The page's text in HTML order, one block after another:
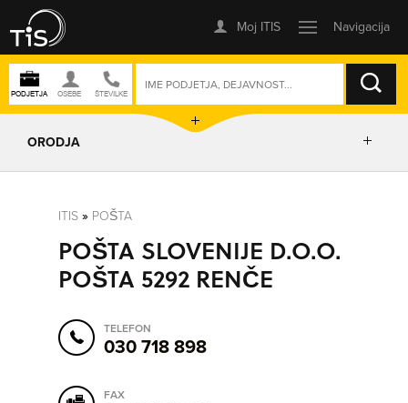
ISKANJE
ORODJA
POSLOVNE ENOTE
ITIS » POŠTA
POŠTA SLOVENIJE D.O.O.
POŠTA 5292 RENČE
TELEFON
030 718 898
FAX